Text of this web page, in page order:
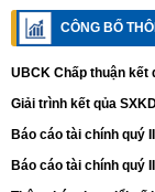
CÔNG BỐ
UBCK Chấp thuận kết
Giải trình kết qủa
Báo cáo tài chính quý
Báo cáo tài chính quý